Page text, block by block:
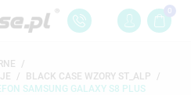
0
BLACK CASE WZORY ST_ALP
SAMSUNG GALAXY S8 PLUS